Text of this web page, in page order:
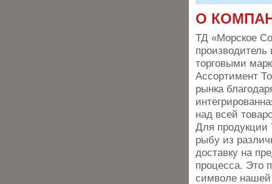
О
ТД «Морское
торговыми
Ассортимент
рынка
над всей
Для
рыбу из
доставку на
процесса. Это
символе нашей